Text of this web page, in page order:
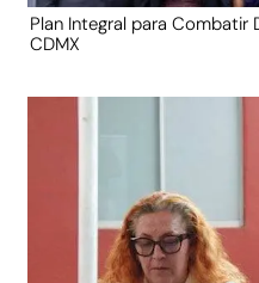
Plan Integral para Combatir
CDMX